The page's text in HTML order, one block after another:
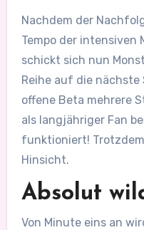
Nachdem der
Tempo der intensiven
schickt sich nun
Reihe auf die
offene Beta mehrere
als langjähriger Fan
funktioniert!
Hinsicht.
Absolut
Von Minute eins an